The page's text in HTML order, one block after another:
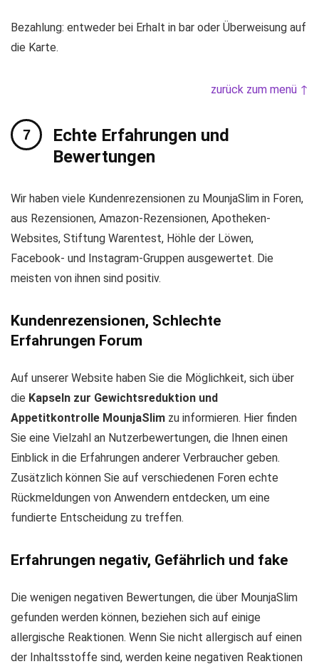
Bezahlung: entweder bei Erhalt in bar oder Überweisung auf
die Karte.
zurück zum menü ↑
Echte Erfahrungen und
Bewertungen
Wir haben viele Kundenrezensionen zu MounjaSlim in Foren,
aus Rezensionen, Amazon-Rezensionen, Apotheken-
Websites, Stiftung Warentest, Höhle der Löwen,
Facebook- und Instagram-Gruppen ausgewertet. Die
meisten von ihnen sind positiv.
Kundenrezensionen, Schlechte
Erfahrungen Forum
Auf unserer Website haben Sie die Möglichkeit, sich über
die Kapseln zur Gewichtsreduktion und
Appetitkontrolle MounjaSlim zu informieren. Hier finden
Sie eine Vielzahl an Nutzerbewertungen, die Ihnen einen
Einblick in die Erfahrungen anderer Verbraucher geben.
Zusätzlich können Sie auf verschiedenen Foren echte
Rückmeldungen von Anwendern entdecken, um eine
fundierte Entscheidung zu treffen.
Erfahrungen negativ, Gefährlich und fake
Die wenigen negativen Bewertungen, die über MounjaSlim
gefunden werden können, beziehen sich auf einige
allergische Reaktionen. Wenn Sie nicht allergisch auf einen
der Inhaltsstoffe sind, werden keine negativen Reaktionen